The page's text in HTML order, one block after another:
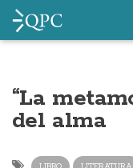
“La
del alma